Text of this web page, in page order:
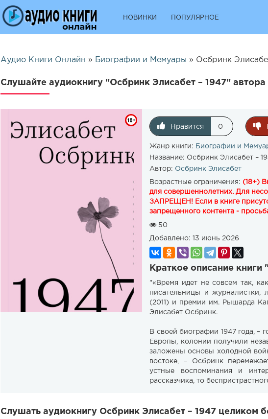
НОВИНКИ ПОПУЛЯРНОЕ
Аудио Книги Онлайн » Биографии и Мемуары » Осбринк
Слушайте аудиокнигу "Осбринк Элисабет – 1947"
Нравится 0
Жанр книги: Биографии и
Название: Осбринк Элисабет –
Автор: Осбринк Элисабет
Возрастные ограничения: (18+)
для совершеннолетних. Для
ЗАПРЕЩЕН! Если в книге
запрещенного контента -
50
Добавлено: 13 июнь 2026
Краткое описание
"«Время идет не совсем так,
писательницы и журналистки,
(2011) и премии им. Рышарда
Элисабет Осбринк.
В своей биографии 1947 года, –
Европы, колонии получили
заложены основы холодной
востоке, – Осбринк
устные воспоминания и
рассказчика, то
Слушать аудиокнигу Осбринк Элисабет – 1947 целиком